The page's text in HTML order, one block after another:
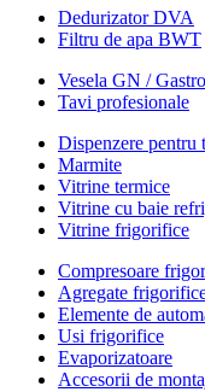
Dedurizator DVA
Filtru de apa BWT
Vesela GN /
Tavi profesionale
Dispenzere pentru
Marmite
Vitrine termice
Vitrine cu baie
Vitrine frigorifice
Compresoare
Agregate
Elemente de
Usi frigorifice
Evaporizatoare
Accesorii de